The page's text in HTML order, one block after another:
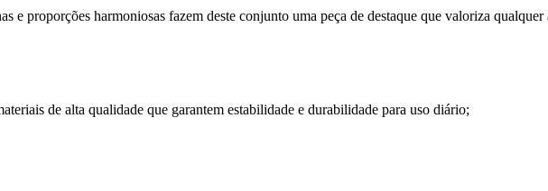
e proporções harmoniosas fazem deste conjunto uma peça de destaque que valoriza qualquer
de alta qualidade que garantem estabilidade e durabilidade para uso diário;